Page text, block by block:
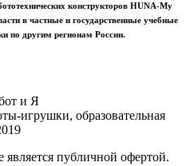
конструкторов HUNA-My
в частные и государственные учебные
по другим регионам России.
и Я
игрушки, образовательная
публичной офертой.